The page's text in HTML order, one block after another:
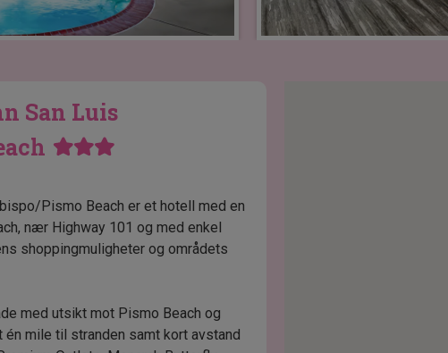
San Luis
Pismo Beach er et hotell med en
nær Highway 101 og med enkel
shoppingmuligheter og områdets
med utsikt mot Pismo Beach og
mile til stranden samt kort avstand